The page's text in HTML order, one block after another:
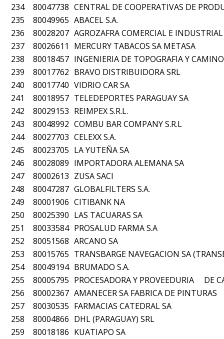
234
80047738 CENTRAL DE COOPERATIVAS DE
235
80049965 ABACEL S.A.
236
80028207 AGROZAFRA COMERCIAL E
237
80026611
MERCURY TABACOS SA METASA
238
80018457 INGENIERIA DE TOPOGRAFIA Y
239
80017762 BRAVO DISTRIBUIDORA SRL
240
80017740 VIDRIO CAR SA
241
80018957 TELEDEPORTES PARAGUAY SA
242
80029153 REIMPEX S.R.L.
243
80048992 COMBU BAR COMPANY S.R.L
244
80027703 CELEXX S.A.
245
80023705 LA YUTEÑA SA
246
80028089 IMPORTADORA ALEMANA SA
247
80002613 ZUSA SACI
248
80047287 GLOBALFILTERS S.A.
249
80001906 CITIBANK NA
250
80025390 LAS TACUARAS SA
251
80033584 PROSALUD FARMA S.A
252
80051568 ARCANO SA
253
80015765 TRANSBARGE NAVEGACION SA
254
80049194 BRUMADO S.A.
255
80005795 PROCESADORA Y PROVEEDURIA DE
256
80002367 AMANECER SA FABRICA DE PINTURAS
257
80030535 FARMACIAS CATEDRAL SA
258
80004866 DHL (PARAGUAY) SRL
259
80018186 KUATIAPO SA